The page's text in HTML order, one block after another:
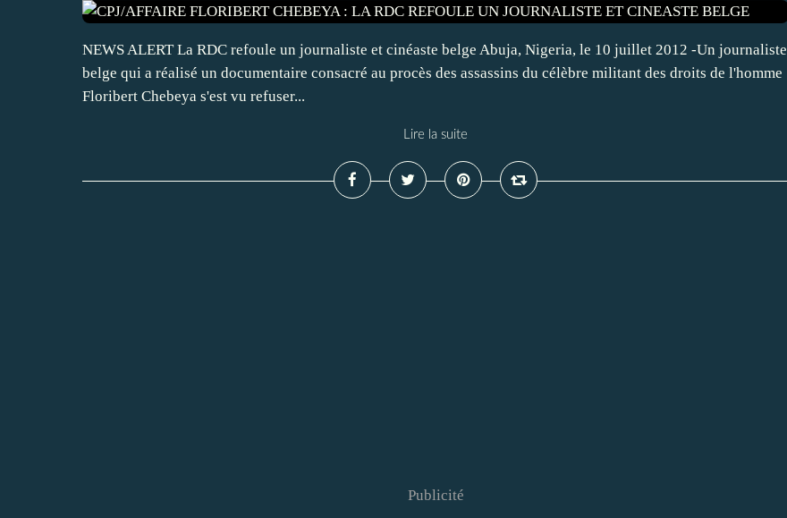
NEWS ALERT La RDC refoule un journaliste et cinéaste belge Abuja, Nigeria, le 10 juillet 2012 -Un journaliste
belge qui a réalisé un documentaire consacré au procès des assassins du célèbre militant des droits de l'homme
Floribert Chebeya s'est vu refuser...
Lire la suite
Publicité